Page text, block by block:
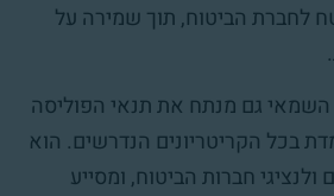
לחברת הביטוח, תוך שמירה על
גם מנתח את תנאי הפוליסה
בכל הקריטריונים הנדרשים. הוא
חברות הביטוח, ומסייע